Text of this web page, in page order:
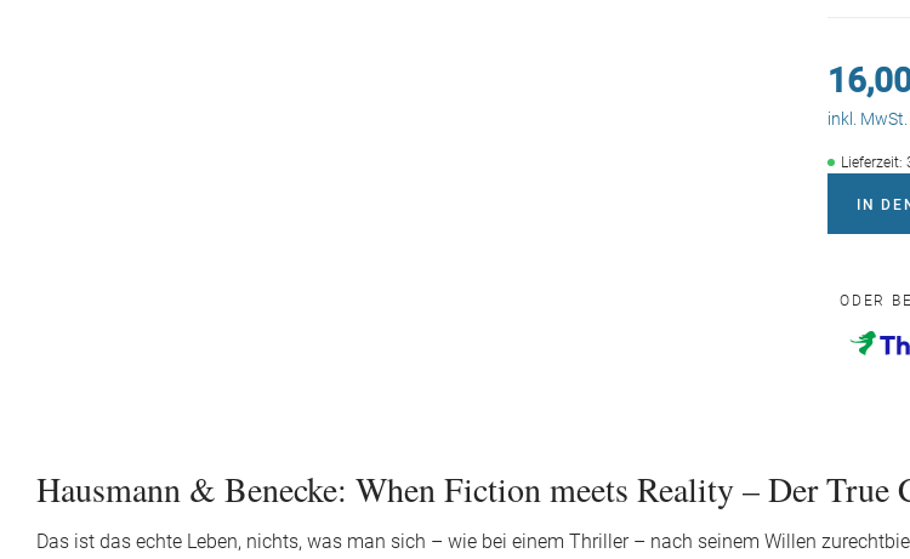
inkl. MwSt.
Lieferzeit:
IN
ODER
Hausmann & Benecke: When Fiction meets Reality – Der True
Das ist das echte Leben, nichts, was man sich – wie bei einem Thriller – nach seinem Willen